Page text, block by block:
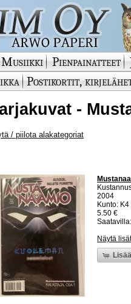
Musiikki Pienpainatteet
Postikortit,
-
/ piilota alakategoriat
2004
Kunto:
5.50 €
Näytä